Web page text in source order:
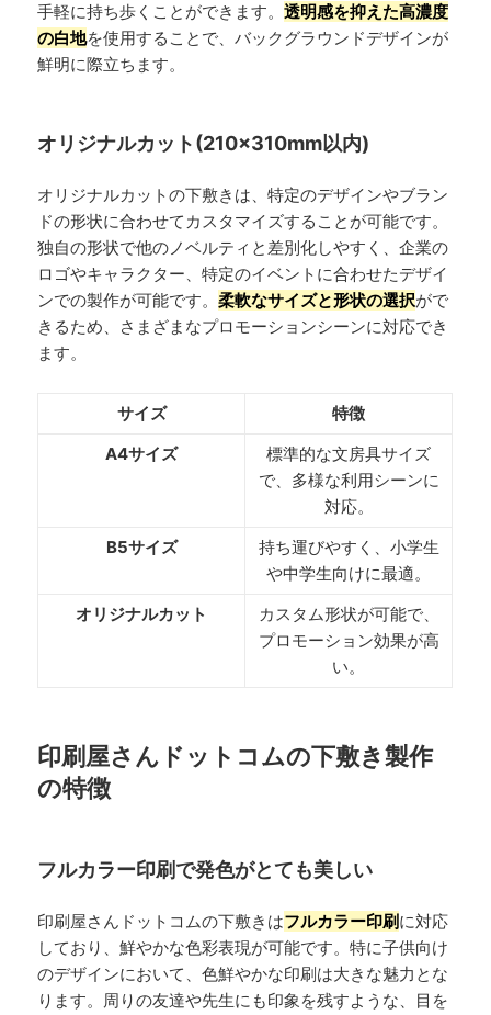
手軽に持ち歩くことができます。透明感を抑えた高濃度
の白地を使用することで、バックグラウンドデザインが
鮮明に際立ちます。
オリジナルカット(210×310mm以内)
オリジナルカットの下敷きは、特定のデザインやブラン
ドの形状に合わせてカスタマイズすることが可能です。
独自の形状で他のノベルティと差別化しやすく、企業の
ロゴやキャラクター、特定のイベントに合わせたデザイ
ンでの製作が可能です。柔軟なサイズと形状の選択がで
きるため、さまざまなプロモーションシーンに対応でき
ます。
サイズ
特徴
A4サイズ
標準的な文房具サイズ
で、多様な利用シーンに
対応。
B5サイズ
持ち運びやすく、小学生
や中学生向けに最適。
オリジナルカット
カスタム形状が可能で、
プロモーション効果が高
い。
印刷屋さんドットコムの下敷き製作
の特徴
フルカラー印刷で発色がとても美しい
印刷屋さんドットコムの下敷きはフルカラー印刷に対応
しており、鮮やかな色彩表現が可能です。特に子供向け
のデザインにおいて、色鮮やかな印刷は大きな魅力とな
ります。周りの友達や先生にも印象を残すような、目を